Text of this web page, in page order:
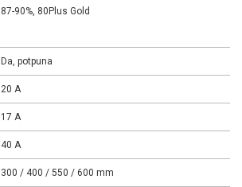
87-90%, 80Plus Gold
Da, potpuna
20 A
17 A
40 A
300 / 400 / 550 / 600 mm